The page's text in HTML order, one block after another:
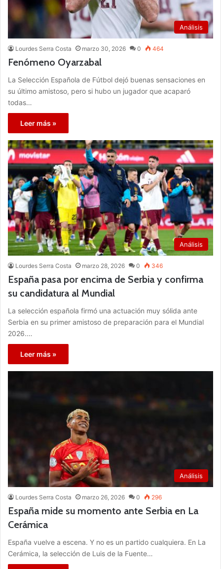
Análisis
Lourdes Serra Costa marzo 30, 2026 0 464
Fenómeno Oyarzabal
La Selección Española de Fútbol dejó buenas sensaciones en
su último amistoso, pero si hubo un jugador que acaparó
todas…
Leer más »
Análisis
Lourdes Serra Costa marzo 28, 2026 0 346
España pasa por encima de Serbia y confirma
su candidatura al Mundial
La selección española firmó una actuación muy sólida ante
Serbia en su primer amistoso de preparación para el Mundial
2026.…
Leer más »
Análisis
Lourdes Serra Costa marzo 26, 2026 0 296
España mide su momento ante Serbia en La
Cerámica
España vuelve a escena. Y no es un partido cualquiera. En La
Cerámica, la selección de Luis de la Fuente…